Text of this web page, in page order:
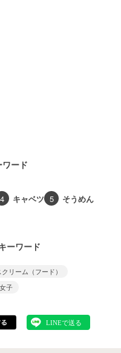
ード
4 キャベツ 5 そうめん
ーワード
リーム（フード）
子